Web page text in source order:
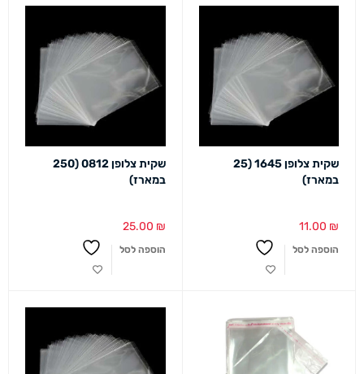
שקית צלופן 1645 (25
במארז)
11.00 ₪
הוספה לסל
שקית צלופן 0812 (250
במארז)
25.00 ₪
הוספה לסל